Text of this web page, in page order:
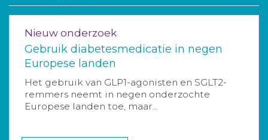
Nieuw onderzoek
Gebruik diabetesmedicatie in negen
Europese landen
Het gebruik van GLP1-agonisten en SGLT2-
remmers neemt in negen onderzochte
Europese landen toe, maar...